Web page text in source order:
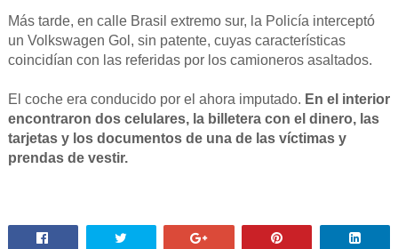
Más tarde, en calle Brasil extremo sur, la Policía interceptó
un Volkswagen Gol, sin patente, cuyas características
coincidían con las referidas por los camioneros asaltados.
El coche era conducido por el ahora imputado. En el interior
encontraron dos celulares, la billetera con el dinero, las
tarjetas y los documentos de una de las víctimas y
prendas de vestir.